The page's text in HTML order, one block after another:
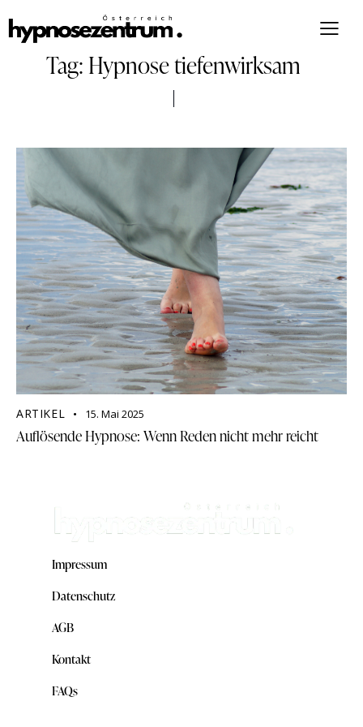
Tag: Hypnose tiefenwirksam
ARTIKEL 15. Mai 2025
Auflösende Hypnose: Wenn Reden nicht mehr reicht
Impressum
Datenschutz
AGB
Kontakt
FAQs